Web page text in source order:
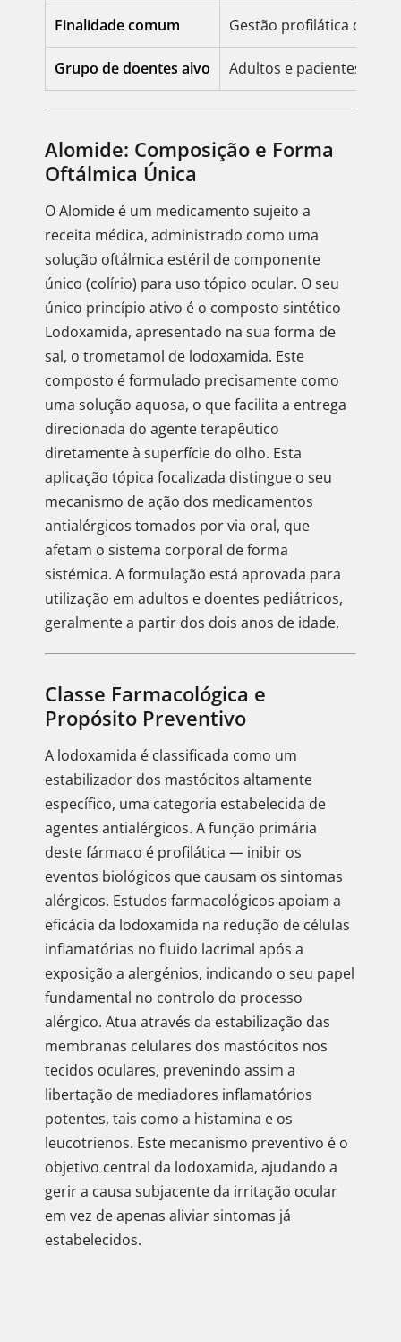
Finalidade comum Gestão profilática de
Grupo de doentes alvo Adultos e pacientes
Alomide: Composição e Forma
Oftálmica Única
O Alomide é um medicamento sujeito a
receita médica, administrado como uma
solução oftálmica estéril de componente
único (colírio) para uso tópico ocular. O seu
único princípio ativo é o composto sintético
Lodoxamida, apresentado na sua forma de
sal, o trometamol de lodoxamida. Este
composto é formulado precisamente como
uma solução aquosa, o que facilita a entrega
direcionada do agente terapêutico
diretamente à superfície do olho. Esta
aplicação tópica focalizada distingue o seu
mecanismo de ação dos medicamentos
antialérgicos tomados por via oral, que
afetam o sistema corporal de forma
sistémica. A formulação está aprovada para
utilização em adultos e doentes pediátricos,
geralmente a partir dos dois anos de idade.
Classe Farmacológica e
Propósito Preventivo
A lodoxamida é classificada como um
estabilizador dos mastócitos altamente
específico, uma categoria estabelecida de
agentes antialérgicos. A função primária
deste fármaco é profilática — inibir os
eventos biológicos que causam os sintomas
alérgicos. Estudos farmacológicos apoiam a
eficácia da lodoxamida na redução de células
inflamatórias no fluido lacrimal após a
exposição a alergénios, indicando o seu papel
fundamental no controlo do processo
alérgico. Atua através da estabilização das
membranas celulares dos mastócitos nos
tecidos oculares, prevenindo assim a
libertação de mediadores inflamatórios
potentes, tais como a histamina e os
leucotrienos. Este mecanismo preventivo é o
objetivo central da lodoxamida, ajudando a
gerir a causa subjacente da irritação ocular
em vez de apenas aliviar sintomas já
estabelecidos.